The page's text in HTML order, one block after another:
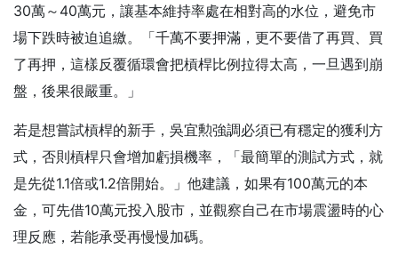
30萬～40萬元，讓基本維持率處在相對高的水位，避免市
場下跌時被迫追繳。「千萬不要押滿，更不要借了再買、買
了再押，這樣反覆循環會把槓桿比例拉得太高，一旦遇到崩
盤，後果很嚴重。」
若是想嘗試槓桿的新手，吳宜勲強調必須已有穩定的獲利方
式，否則槓桿只會增加虧損機率，「最簡單的測試方式，就
是先從1.1倍或1.2倍開始。」他建議，如果有100萬元的本
金，可先借10萬元投入股市，並觀察自己在市場震盪時的心
理反應，若能承受再慢慢加碼。